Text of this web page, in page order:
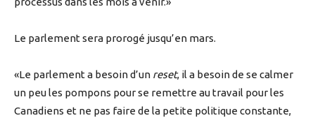
Le parlement sera prorogé jusqu’en mars.
«Le parlement a besoin d’un reset, il a besoin de se calmer
un peu les pompons pour se remettre au travail pour les
Canadiens et ne pas faire de la petite politique constante,